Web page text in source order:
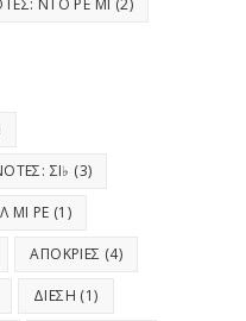
ΣΙ♭ (3)
ΜΙ ΡΕ (1)
ΑΠΟΚΡΙΕΣ (4)
ΔΙΕΣΗ (1)